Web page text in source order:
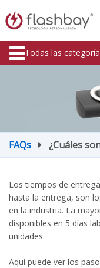
Todas las
FAQs ¿Cuáles
Los tiempos de
hasta la entrega, son
en la industria. La
disponibles en 5 días
unidades.
Aquí puede ver los